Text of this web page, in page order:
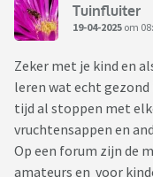
Tuinfluiter
19-04-2025 om
Zeker met je kind en
leren wat echt
tijd al stoppen met
vruchtensappen en
Op een forum zijn de
amateurs en voor